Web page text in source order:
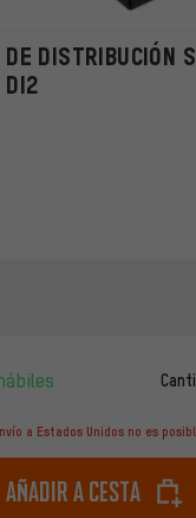
DE DISTRIBUCIÓN
DI2
a Estados Unidos no es
Añadir a cesta